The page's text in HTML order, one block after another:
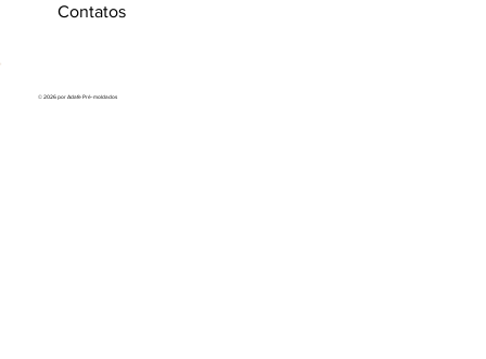
Contatos
© 2026 por Adafe Pré-moldados